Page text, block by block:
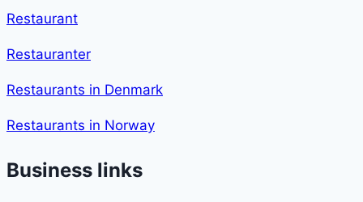
Restaurant
Restauranter
Restaurants in Denmark
Restaurants in Norway
Business links